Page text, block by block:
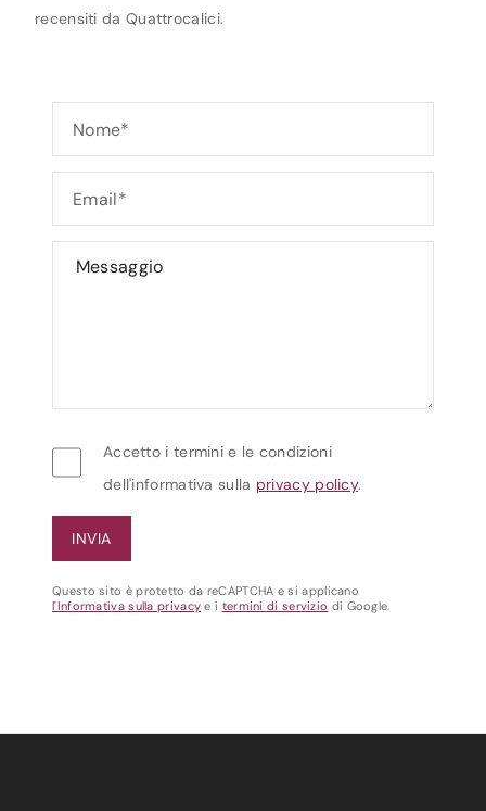
recensiti da Quattrocalici.
Accetto i termini e le condizioni
dell'informativa sulla privacy policy.
Questo sito è protetto da reCAPTCHA e si applicano
l'Informativa sulla privacy e i termini di servizio di Google.